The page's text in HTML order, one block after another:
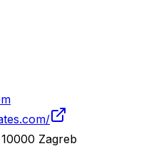
Zagreb